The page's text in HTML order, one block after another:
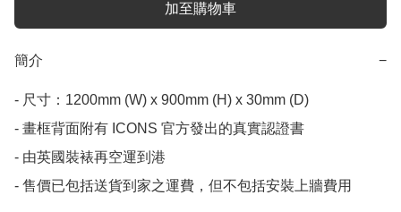
加至購物車
簡介 −
- 尺寸：1200mm (W) x 900mm (H) x 30mm (D)
- 畫框背面附有 ICONS 官方發出的真實認證書
- 由英國裝裱再空運到港
- 售價已包括送貨到家之運費，但不包括安裝上牆費用